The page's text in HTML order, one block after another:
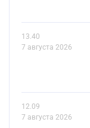
13.40
7 августа 2026
12.09
7 августа 2026